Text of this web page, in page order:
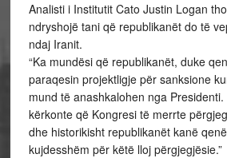
Analisti i Institutit Cato Justin Logan
ndryshojë tani që republikanët do të
ndaj Iranit.
“Ka mundësi që republikanët, duke
paraqesin projektligje për sanksione
mund të anashkalohen nga
kërkonte që Kongresi të merrte
dhe historikisht republikanët kanë
kujdesshëm për këtë lloj përgjegjësie.”